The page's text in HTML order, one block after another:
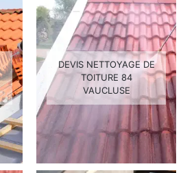
DEVIS NETTOYAGE DE
TOITURE 84
VAUCLUSE